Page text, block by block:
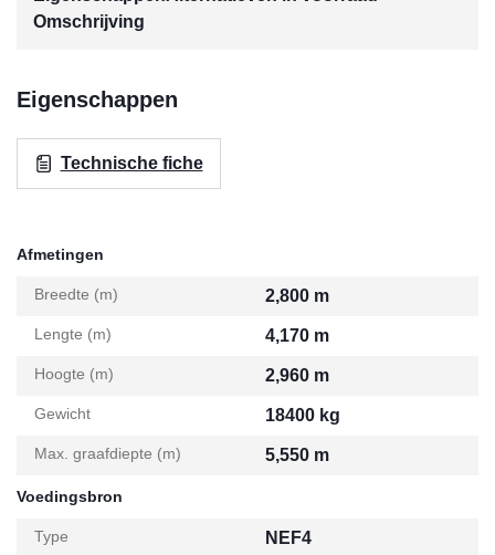
Omschrijving
Eigenschappen
Technische fiche
Afmetingen
Breedte (m) 2,800 m
Lengte (m) 4,170 m
Hoogte (m) 2,960 m
Gewicht 18400 kg
Max. graafdiepte (m) 5,550 m
Voedingsbron
Type NEF4